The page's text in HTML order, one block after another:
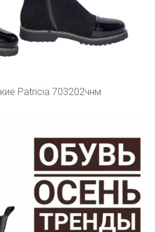
Patricia 703202чнм